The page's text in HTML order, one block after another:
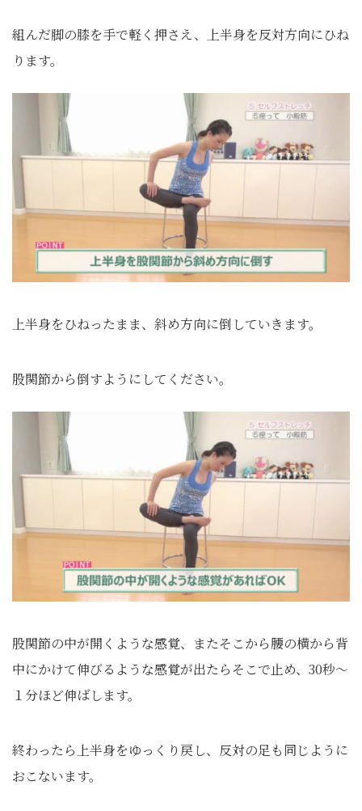
組んだ脚の膝を手で軽く押さえ、上半身を反対方向にひね
ります。
上半身をひねったまま、斜め方向に倒していきます。
股関節から倒すようにしてください。
股関節の中が開くような感覚、またそこから腰の横から背
中にかけて伸びるような感覚が出たらそこで止め、30秒～
１分ほど伸ばします。
終わったら上半身をゆっくり戻し、反対の足も同じように
おこないます。